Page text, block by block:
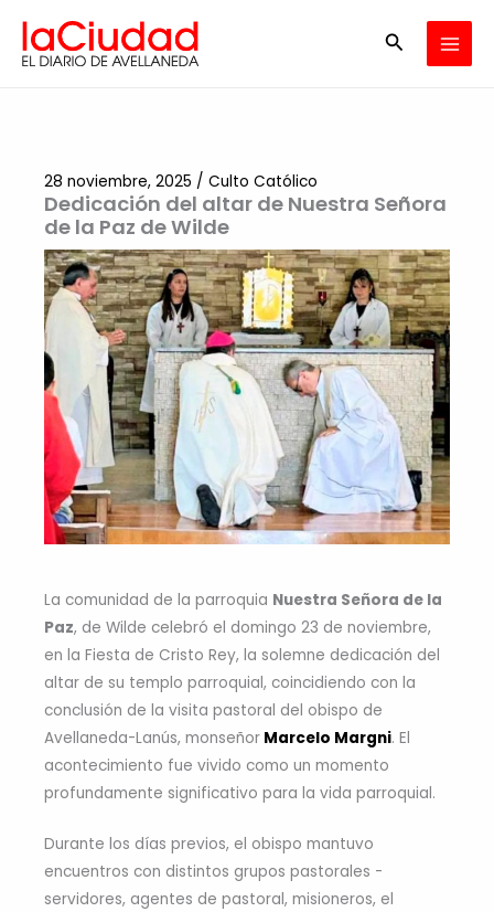
contenido
Buscar
Dedicación del altar de Nuestra Señora
de la Paz de Wilde
28 noviembre, 2025 / Culto Católico
La comunidad de la parroquia Nuestra Señora de la
Paz, de Wilde celebró el domingo 23 de noviembre,
en la Fiesta de Cristo Rey, la solemne dedicación del
altar de su templo parroquial, coincidiendo con la
conclusión de la visita pastoral del obispo de
Avellaneda-Lanús, monseñor Marcelo Margni. El
acontecimiento fue vivido como un momento
profundamente significativo para la vida parroquial.
Durante los días previos, el obispo mantuvo
encuentros con distintos grupos pastorales -
servidores, agentes de pastoral, misioneros, el